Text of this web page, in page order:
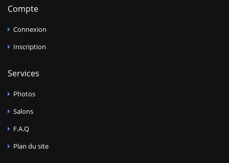
Compte
Connexion
Inscription
Services
Photos
Salons
F.A.Q
Plan du site